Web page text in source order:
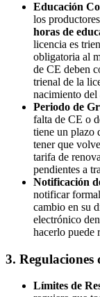
Educación
los
horas de
licencia es
obligatoria al
de CE deben
trienal de la
nacimiento del
Periodo de
falta de CE o
tiene un plazo
tener que
tarifa de
pendientes a
Notificación
notificar
cambio en su
electrónico
hacerlo puede
3. Regulaciones
Límites de